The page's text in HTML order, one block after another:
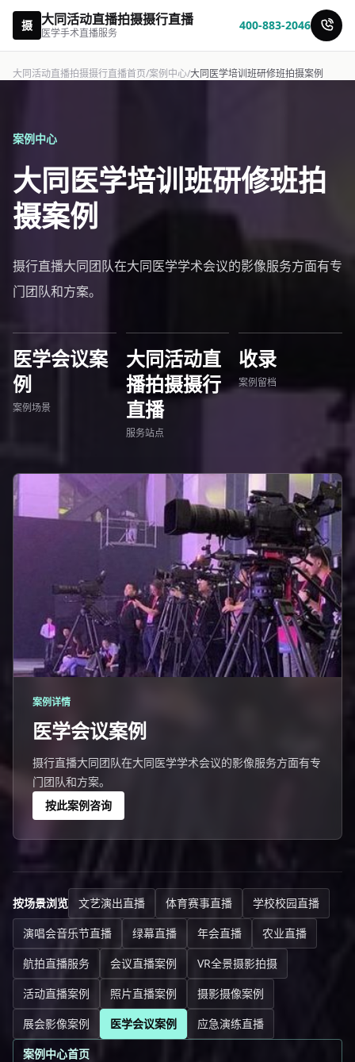
摄 大同活动直播拍摄摄行直播
医学手术直播服务
400-883-2046
大同活动直播拍摄摄行直播首页/案例中心/大同医学培训班研修班拍摄案例
案例中心
大同医学培训班研修班拍
摄案例
摄行直播大同团队在大同医学学术会议的影像服务方面有专
门团队和方案。
医学会议案
例
案例场景
大同活动直
播拍摄摄行
直播
服务站点
收录
案例留档
案例详情
医学会议案例
摄行直播大同团队在大同医学学术会议的影像服务方面有专
门团队和方案。
按此案例咨询
按场景浏览 文艺演出直播 体育赛事直播
学校校园直播
演唱会音乐节直播
绿幕直播 年会直播
农业直播
航拍直播服务
会议直播案例
VR全景摄影拍摄
活动直播案例
照片直播案例
摄影摄像案例
展会影像案例
医学会议案例
应急演练直播
案例中心首页